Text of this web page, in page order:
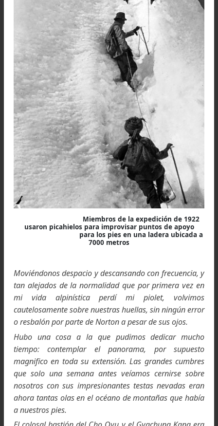
para retenerle si en cualquier momento
resbalado por culpa de su problema de visión.
Nos sentamos un rato y evaluamos
probabilidades de alcanzar la cumbre: alrededor
trescientos metros quedaban aún; nueve horas
ascensión al ritmo presente, incluyendo el tramo
que había visto Norton por encima del punto más
que alcanzó, y en el cual la seguridad y el éxito
la progresión en cordada.
Era evidente que no hubiéramos alcanzado la
antes de medianoche y comprendimos que, en
noche sin luna en la que casi con seguridad
necesitado algunas paradas para encontrar la ruta
descenso, probablemente hubiéramos muerto de frío.
Habíamos estado en todo momento
arriesgar nuestras vidas, pero deseábamos
por la borda, así así que decidimos bajar de la
y admitir nuestra derrota en buena lid.
que nos expulsara de la montaña. Sólo éramos
débiles mortales, y la tarea más dura que la
ha impuesto hasta ahora al hombre, fue
dura para nosotros.